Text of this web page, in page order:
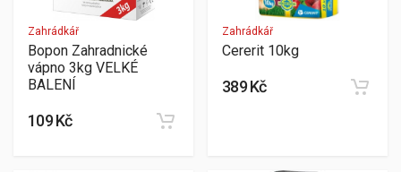
Zahrádkář
Bopon Zahradnické
vápno 3kg VELKÉ
BALENÍ
109 Kč
Zahrádkář
Cererit 10kg
389 Kč